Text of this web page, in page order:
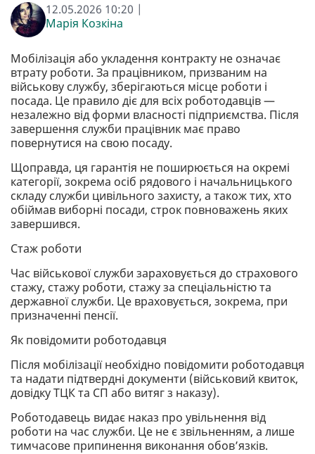
12.05.2026 10:20 |
Марія Козкіна
Мобілізація або укладення контракту не означає
втрату роботи. За працівником, призваним на
військову службу, зберігаються місце роботи і
посада. Це правило діє для всіх роботодавців —
незалежно від форми власності підприємства. Після
завершення служби працівник має право
повернутися на свою посаду.
Щоправда, ця гарантія не поширюється на окремі
категорії, зокрема осіб рядового і начальницького
складу служби цивільного захисту, а також тих, хто
обіймав виборні посади, строк повноважень яких
завершився.
Стаж роботи
Час військової служби зараховується до страхового
стажу, стажу роботи, стажу за спеціальністю та
державної служби. Це враховується, зокрема, при
призначенні пенсії.
Як повідомити роботодавця
Після мобілізації необхідно повідомити роботодавця
та надати підтвердні документи (військовий квиток,
довідку ТЦК та СП або витяг з наказу).
Роботодавець видає наказ про увільнення від
роботи на час служби. Це не є звільненням, а лише
тимчасове припинення виконання обов’язків.